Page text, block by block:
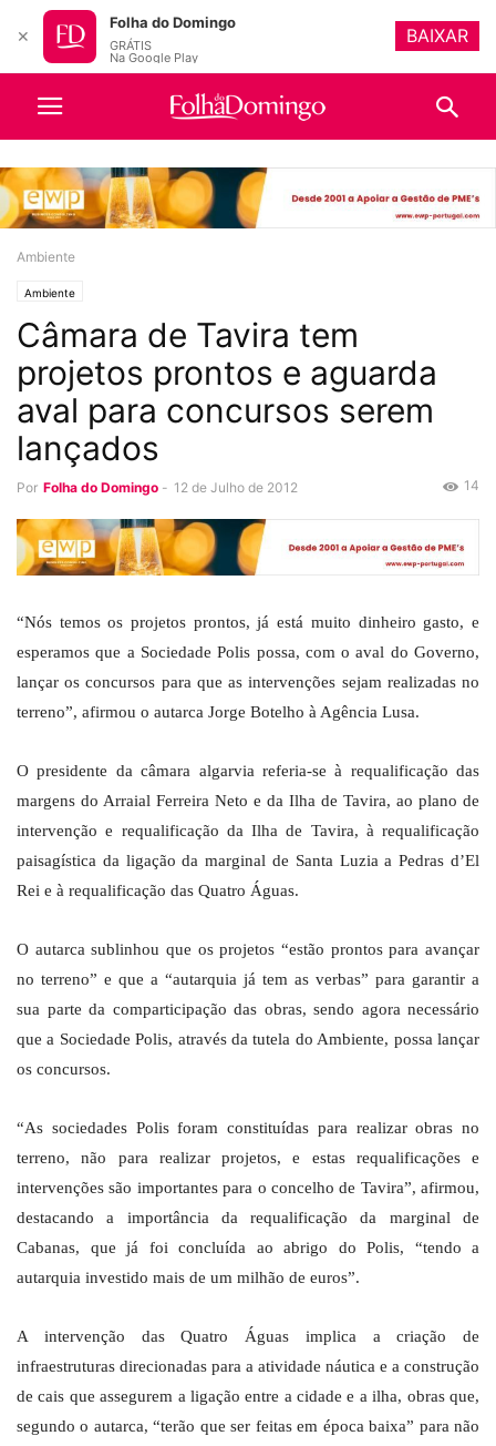
Ambiente
Ambiente
Câmara de Tavira tem
projetos prontos e aguarda
aval para concursos serem
lançados
Por Folha do Domingo - 12 de Julho de 2012 14
“Nós temos os projetos prontos, já está muito dinheiro gasto, e
esperamos que a Sociedade Polis possa, com o aval do Governo,
lançar os concursos para que as intervenções sejam realizadas no
terreno”, afirmou o autarca Jorge Botelho à Agência Lusa.
O presidente da câmara algarvia referia-se à requalificação das
margens do Arraial Ferreira Neto e da Ilha de Tavira, ao plano de
intervenção e requalificação da Ilha de Tavira, à requalificação
paisagística da ligação da marginal de Santa Luzia a Pedras d’El
Rei e à requalificação das Quatro Águas.
O autarca sublinhou que os projetos “estão prontos para avançar
no terreno” e que a “autarquia já tem as verbas” para garantir a
sua parte da comparticipação das obras, sendo agora necessário
que a Sociedade Polis, através da tutela do Ambiente, possa lançar
os concursos.
“As sociedades Polis foram constituídas para realizar obras no
terreno, não para realizar projetos, e estas requalificações e
intervenções são importantes para o concelho de Tavira”, afirmou,
destacando a importância da requalificação da marginal de
Cabanas, que já foi concluída ao abrigo do Polis, “tendo a
autarquia investido mais de um milhão de euros”.
A intervenção das Quatro Águas implica a criação de
infraestruturas direcionadas para a atividade náutica e a construção
de cais que assegurem a ligação entre a cidade e a ilha, obras que,
segundo o autarca, “terão que ser feitas em época baixa” para não
✕
Folha do Domingo
GRÁTIS
Na Google Play
BAIXAR